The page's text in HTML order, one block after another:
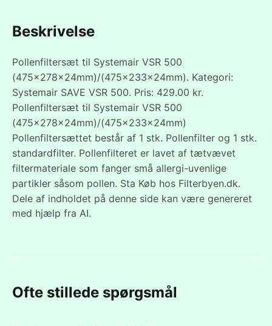
Beskrivelse
Pollenfiltersæt til Systemair VSR 500
(475x278x24mm)/(475x233x24mm). Kategori:
Systemair SAVE VSR 500. Pris: 429.00 kr.
Pollenfiltersæt til Systemair VSR 500
(475x278x24mm)/(475x233x24mm)
Pollenfiltersættet består af 1 stk. Pollenfilter og 1 stk.
standardfilter. Pollenfilteret er lavet af tætvævet
filtermateriale som fanger små allergi-uvenlige
partikler såsom pollen. Sta Køb hos Filterbyen.dk.
Dele af indholdet på denne side kan være genereret
med hjælp fra AI.
Ofte stillede spørgsmål